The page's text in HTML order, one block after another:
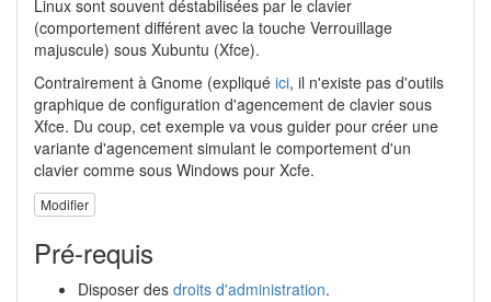
Linux sont souvent déstabilisées par le clavier
(comportement différent avec la touche Verrouillage
majuscule) sous Xubuntu (Xfce).
Contrairement à Gnome (expliqué ici, il n'existe pas d'outils
graphique de configuration d'agencement de clavier sous
Xfce. Du coup, cet exemple va vous guider pour créer une
variante d'agencement simulant le comportement d'un
clavier comme sous Windows pour Xcfe.
Modifier
Pré-requis
Disposer des droits d'administration.